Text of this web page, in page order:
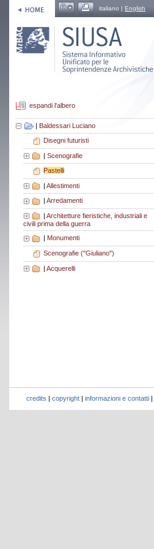
italiano | English
espandi l'albero
| Baldessari Luciano
Disegni futuristi
| Scenografie
Pastelli
| Allestimenti
Arredamenti
| Architetture fieristiche, industriali e
civili prima della guerra
Monumenti
Scenografie ("Giuliano")
| Acquerelli
credits copyright informazioni e contatti